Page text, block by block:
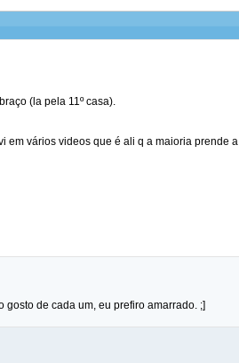
(la pela 11º casa).
em vários videos que é ali q a maioria prende a
de cada um, eu prefiro amarrado. ;]